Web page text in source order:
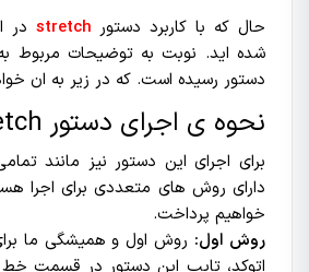
حال که با کاربرد دستور stretch در
شده اید. نوبت به توضیحات مربوط
دستور رسیده است. که در زیر به ان
نحوه ی اجرای دستور stretch در اتوکد
برای اجرای این دستور نیز مانند
دارای روش های متعددی برای اجرا
خواهیم پرداخت.
روش اول: روش اول و همیشگی ما